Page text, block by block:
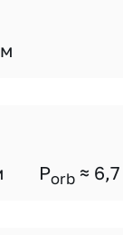
Porb ≈ 6,7